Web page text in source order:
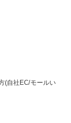
(自社EC/モールい